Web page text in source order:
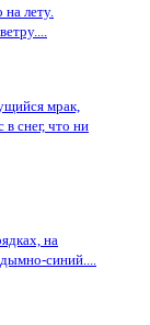
на лету.
мрак,
снег, что ни
на
синий....